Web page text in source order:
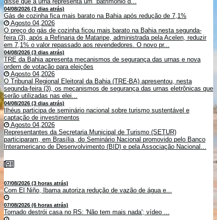
04/08/2026 (3 dias atrás)
Gás de cozinha fica mais barato na Bahia após redução de 7,1%
Agosto 04,2026
O preço do gás de cozinha ficou mais barato na Bahia nesta segunda-
feira (3), após a Refinaria de Mataripe, administrada pela Acelen, reduzir
em 7,1% o valor repassado aos revendedores. O novo pr...
04/08/2026 (3 dias atrás)
TRE da Bahia apresenta mecanismos de segurança das urnas e nova
ordem de votação para eleições
Agosto 04,2026
O Tribunal Regional Eleitoral da Bahia (TRE-BA) apresentou, nesta
segunda-feira (3), os mecanismos de segurança das urnas eletrônicas que
serão utilizadas nas elei...
04/08/2026 (3 dias atrás)
Ilhéus participa de seminário nacional sobre turismo sustentável e
captação de investimentos
Agosto 04,2026
Representantes da Secretaria Municipal de Turismo (SETUR)
participaram, em Brasília, do Seminário Nacional promovido pelo Banco
Interamericano de Desenvolvimento (BID) e pela Associação Nacional...
07/08/2026 (3 horas atrás)
Com El Niño, Ibama autoriza redução de vazão de água e...
07/08/2026 (6 horas atrás)
Tornado destrói casa no RS: 'Não tem mais nada'; vídeo ...